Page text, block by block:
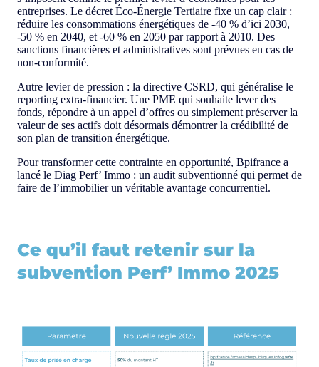
entreprises. Le décret Éco-Énergie Tertiaire fixe un cap clair :
réduire les consommations énergétiques de -40 % d’ici 2030,
-50 % en 2040, et -60 % en 2050 par rapport à 2010. Des
sanctions financières et administratives sont prévues en cas de
non-conformité.
Autre levier de pression : la directive CSRD, qui généralise le
reporting extra-financier. Une PME qui souhaite lever des
fonds, répondre à un appel d’offres ou simplement préserver la
valeur de ses actifs doit désormais démontrer la crédibilité de
son plan de transition énergétique.
Pour transformer cette contrainte en opportunité, Bpifrance a
lancé le Diag Perf’ Immo : un audit subventionné qui permet de
faire de l’immobilier un véritable avantage concurrentiel.
Ce qu’il faut retenir sur la
subvention Perf’ Immo 2025